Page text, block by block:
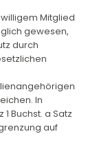
Mitglied
gewesen,
durch
In
1 Buchst. a Satz
auf